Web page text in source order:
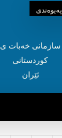
په‌یوه‌ندی
سازمانی خه‌بات ی
کوردستانی
ئێران